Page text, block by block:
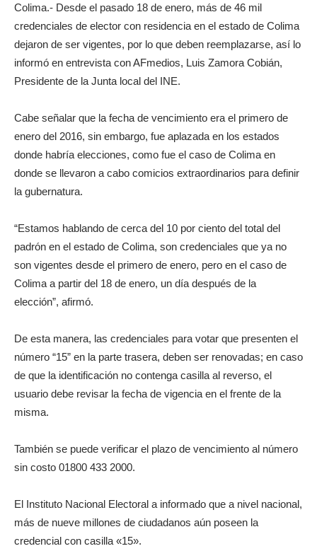
Colima.- Desde el pasado 18 de enero, más de 46 mil
credenciales de elector con residencia en el estado de Colima
dejaron de ser vigentes, por lo que deben reemplazarse, así lo
informó en entrevista con AFmedios, Luis Zamora Cobián,
Presidente de la Junta local del INE.
Cabe señalar que la fecha de vencimiento era el primero de
enero del 2016, sin embargo, fue aplazada en los estados
donde habría elecciones, como fue el caso de Colima en
donde se llevaron a cabo comicios extraordinarios para definir
la gubernatura.
“Estamos hablando de cerca del 10 por ciento del total del
padrón en el estado de Colima, son credenciales que ya no
son vigentes desde el primero de enero, pero en el caso de
Colima a partir del 18 de enero, un día después de la
elección”, afirmó.
De esta manera, las credenciales para votar que presenten el
número “15” en la parte trasera, deben ser renovadas; en caso
de que la identificación no contenga casilla al reverso, el
usuario debe revisar la fecha de vigencia en el frente de la
misma.
También se puede verificar el plazo de vencimiento al número
sin costo 01800 433 2000.
El Instituto Nacional Electoral a informado que a nivel nacional,
más de nueve millones de ciudadanos aún poseen la
credencial con casilla «15».